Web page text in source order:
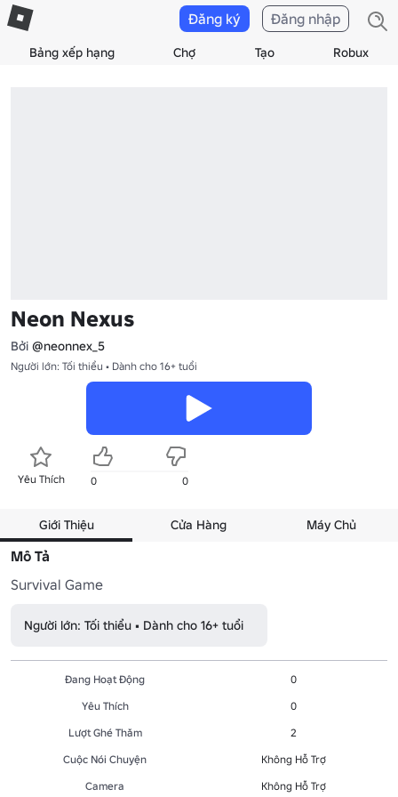
Bảng xếp hạng Chợ Tạo Robux
Đăng ký Đăng nhập
Neon Nexus
Bởi @neonnex_5
Người lớn: Tối thiểu • Dành cho 16+ tuổi
Yêu Thích 0 0
Giới Thiệu Cửa Hàng Máy Chủ
Mô Tả
Survival Game
Người lớn: Tối thiểu • Dành cho 16+ tuổi
Đang Hoạt Động
0
Yêu Thích
0
Lượt Ghé Thăm
2
Cuộc Nói Chuyện
Không Hỗ Trợ
Camera
Không Hỗ Trợ